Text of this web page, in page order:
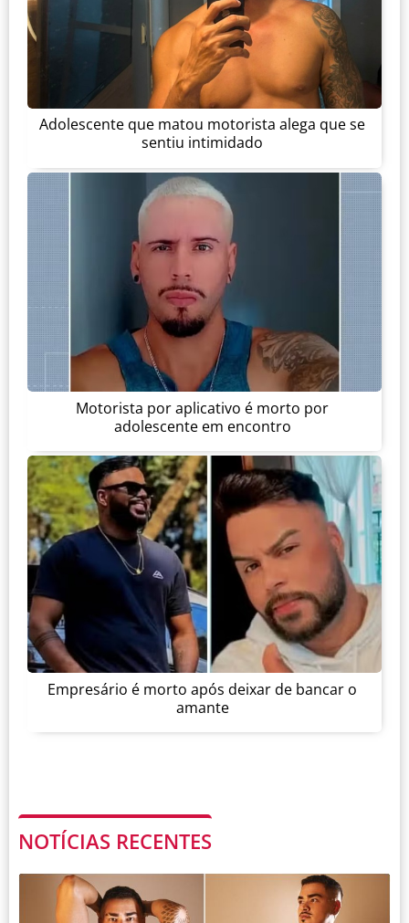
Adolescente que matou motorista alega que se
sentiu intimidado
Motorista por aplicativo é morto por
adolescente em encontro
Empresário é morto após deixar de bancar o
amante
NOTÍCIAS RECENTES